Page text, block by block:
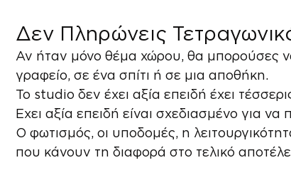
Δεν Πληρώνεις
Αν ήταν μόνο θέμα χώρου, θα μπορούσες
γραφείο, σε ένα σπίτι ή σε μια αποθήκη.
Το studio δεν έχει αξία επειδή έχει
Εχει αξία επειδή είναι σχεδιασμένο για να
Ο φωτισμός, οι υποδομές, η
που κάνουν τη διαφορά στο τελικό